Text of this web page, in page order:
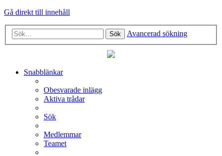
Gå direkt till innehåll
Sök Avancerad sökning
Snabblänkar
Obesvarade inlägg
Aktiva trådar
Sök
Medlemmar
Teamet